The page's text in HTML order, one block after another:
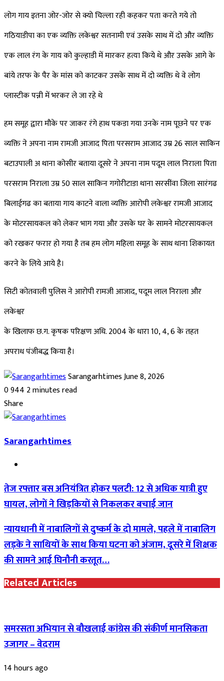
लोग गाय इतना जोर-जोर से क्यो चिल्ला रही कहकर पता करते गये तो
गठियाडीपा का एक व्यक्ति लकेश्वर सतनामी एवं उसके साथ में दो और व्यक्ति
एक लाल रंग के गाय को कुल्हाडी में मारकर हत्या किये थे और उसके आगे के
बांये तरफ के पैर के मांस को काटकर उसके साथ में दो व्यक्ति थे वे लोग
प्लास्टीक पन्नी में भरकर ले जा रहे थे
हम समूह द्वारा मौके पर जाकर रंगे हाथ पकडा गया उनके नाम पूछने पर एक
व्यक्ति ने अपना नाम रामजी आजाद पिता परसराम आजाद उम्र 26 साल साकिन
बटाउपाली अ थाना कोसीर बताया दूसरे ने अपना नाम पदूम लाल निराला पिता
परसराम निराला उम्र 50 साल साकिन गगोरीटाडा थाना सरसींवा जिला सारंगढ
बिलाईगढ का बताया गाय काटने वाला व्यक्ति आरोपी लकेश्वर रामजी आजाद
के मोटरसायकल को लेकर भाग गया और उसके घर के सामने मोटरसायकल
को रखकर फरार हो गया है तब हम लोग महिला समूह के साथ थाना शिकायत
करने के लिये आये है।
सिटी कोतवाली पुलिस ने आरोपी रामजी आजाद, पदूम लाल निराला और
लकेश्वर
के खिलाफ छ.ग. कृषक परिक्षण अधि. 2004 के धारा 10, 4, 6 के तहत
अपराध पंजीबद्ध किया है।
SarangarhtimesSend
June 8, 2026
0944 2 minutes read
Facebook
Twitter
LinkedIn
Pinterest
Messenger
Messenger
WhatsApp
Telegram
Share
Facebook
Twitter
LinkedIn
Pinterest
Messenger
Messenger
WhatsApp
Telegram
Share
Email
Print
Sarangarhtimes
तेज रफ्तार बस अनियंत्रित होकर पलटी: 12 से अधिक यात्री हुए
घायल, लोगों ने खिड़कियों से निकलकर बचाई जान
न्यायधानी में नाबालिगों से दुष्कर्म के दो मामले, पहले में नाबालिग
लड़के ने साथियों के साथ किया घटना को अंजाम, दूसरे में शिक्षक
की सामने आई घिनौनी करतूत…
Related Articles
समरसता अभियान से बौखलाई कांग्रेस की संकीर्ण मानसिकता
उजागर – वेदराम
14 hours ago